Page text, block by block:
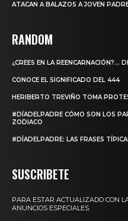
ATACAN A BALAZOS A JOVEN
RANDOM
¿CREES EN LA REENCARNACIÓN?…
CONOCE EL SIGNIFICADO DEL 444
HERIBERTO TREVIÑO TOMA
#DÍADELPADRE CÓMO SON LOS
ZODIACO
#DÍADELPADRE: LAS FRASES
SUSCRIBETE
PARA ESTAR ACTUALIZADO CON
ANUNCIOS ESPECIALES.